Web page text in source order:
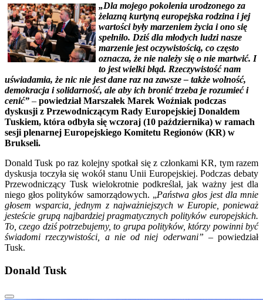
„Dla mojego pokolenia urodzonego za
żelazną kurtyną europejska rodzina i jej
wartości były marzeniem życia i ono się
spełniło. Dziś dla młodych ludzi nasze
marzenie jest oczywistością, co często
oznacza, że nie należy się o nie martwić. I
to jest wielki błąd. Rzeczywistość nam
uświadamia, że nic nie jest dane raz na zawsze – także wolność,
demokracja i solidarność, ale aby ich bronić trzeba je rozumieć i
cenić” – powiedział Marszałek Marek Woźniak podczas
dyskusji z Przewodniczącym Rady Europejskiej Donaldem
Tuskiem, która odbyła się wczoraj (10 października) w ramach
sesji plenarnej Europejskiego Komitetu Regionów (KR) w
Brukseli.
Donald Tusk po raz kolejny spotkał się z członkami KR, tym razem
dyskusja toczyła się wokół stanu Unii Europejskiej. Podczas debaty
Przewodniczący Tusk wielokrotnie podkreślał, jak ważny jest dla
niego głos polityków samorządowych. „Państwa głos jest dla mnie
głosem wsparcia, jednym z najważniejszych w Europie, ponieważ
jesteście grupą najbardziej pragmatycznych polityków europejskich.
To, czego dziś potrzebujemy, to grupa polityków, którzy powinni być
świadomi rzeczywistości, a nie od niej oderwani” – powiedział
Tusk.
Donald Tusk